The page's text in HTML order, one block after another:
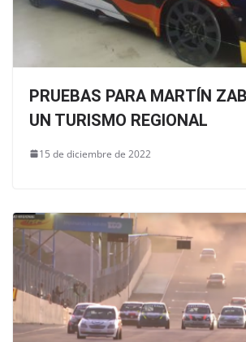
PRUEBAS PARA MARTÍN
UN TURISMO REGIONAL
15 de diciembre de 2022